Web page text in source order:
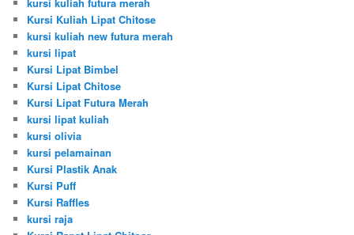
kursi kuliah futura merah
Kursi Kuliah Lipat Chitose
kursi kuliah new futura merah
kursi lipat
Kursi Lipat Bimbel
Kursi Lipat Chitose
Kursi Lipat Futura Merah
kursi lipat kuliah
kursi olivia
kursi pelamainan
Kursi Plastik Anak
Kursi Puff
Kursi Raffles
kursi raja